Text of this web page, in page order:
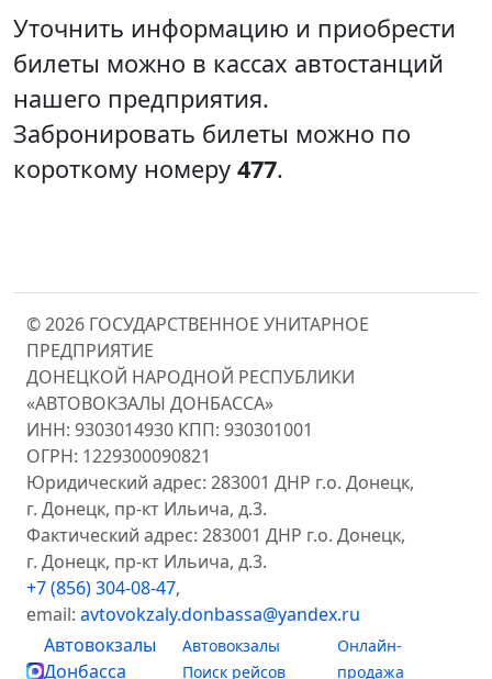
Уточнить информацию и приобрести
билеты можно в кассах автостанций
нашего предприятия.
Забронировать билеты можно по
короткому номеру 477.
© 2026 ГОСУДАРСТВЕННОЕ УНИТАРНОЕ
ПРЕДПРИЯТИЕ
ДОНЕЦКОЙ НАРОДНОЙ РЕСПУБЛИКИ
«АВТОВОКЗАЛЫ ДОНБАССА»
ИНН: 9303014930 КПП: 930301001
ОГРН: 1229300090821
Юридический адрес: 283001 ДНР г.о. Донецк,
г. Донецк, пр-кт Ильича, д.3.
Фактический адрес: 283001 ДНР г.о. Донецк,
г. Донецк, пр-кт Ильича, д.3.
+7 (856) 304-08-47,
email: avtovokzaly.donbassa@yandex.ru
Автовокзалы
Донбасса
Автовокзалы
Поиск рейсов
Онлайн-
продажа